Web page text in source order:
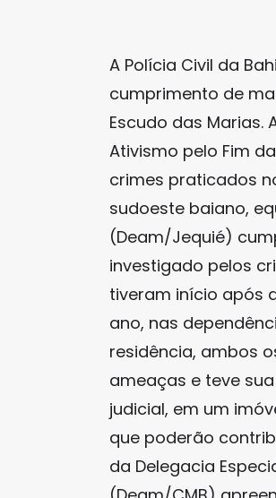
A Polícia Civil da
cumprimento de
Escudo das Marias.
Ativismo pelo Fim
crimes praticados
sudoeste baiano,
(Deam/Jequié)
investigado pelos
tiveram início após
ano, nas
residência, ambos
ameaças e teve
judicial, em um
que poderão
da Delegacia